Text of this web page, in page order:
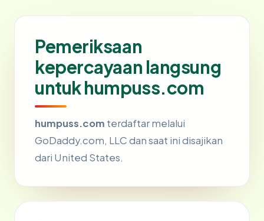
Pemeriksaan
kepercayaan langsung
untuk humpuss.com
humpuss.com terdaftar melalui
GoDaddy.com, LLC dan saat ini disajikan
dari United States.